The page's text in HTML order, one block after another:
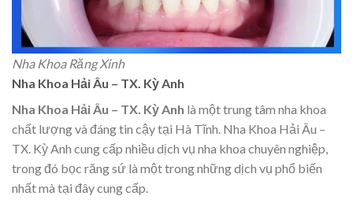
Nha Khoa Răng Xinh
Nha Khoa Hải Âu – TX. Kỳ Anh
Nha Khoa Hải Âu – TX. Kỳ Anh là một trung tâm nha khoa
chất lượng và đáng tin cậy tại Hà Tĩnh. Nha Khoa Hải Âu –
TX. Kỳ Anh cung cấp nhiều dịch vụ nha khoa chuyên nghiệp,
trong đó bọc răng sứ là một trong những dịch vụ phổ biến
nhất mà tại đây cung cấp.